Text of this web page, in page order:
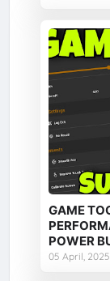
GAME
POWER
05 April, 2025